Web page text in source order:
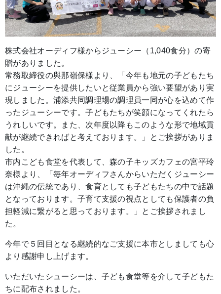
株式会社オーディフ様からジューシー（1,040食分）の寄
贈がありました。
常務取締役の與那嶺保様より、「今年も地元の子どもたち
にジューシーを提供したいと従業員から強い要望があり実
現しました。浦添共同調理場の調理員一同が心を込めて作
ったジューシーです。子どもたちが笑顔になってくれたら
うれしいです。また、次年度以降もこのような形で地域貢
献が継続できればと考えております。」とご挨拶がありま
した。
市内こども食堂を代表して、森の子キッズカフェの宮平玲
奈様より、「毎年オーディフさんからいただくジューシー
は沖縄の伝統であり、食育としても子どもたちの中で話題
となっております。子育て支援の視点としても保護者の負
担軽減に繋がると思っております。」とご挨拶されまし
た。
今年で５回目となる継続的なご支援に本市としましても心
より感謝申し上げます。
いただいたシューシーは、子ども食堂等を介して子どもた
ちに配布されました。